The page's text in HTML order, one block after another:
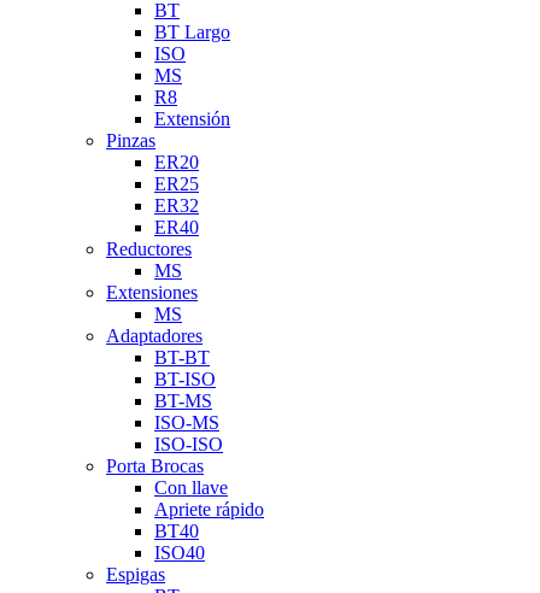
BT
BT Largo
ISO
MS
R8
Extensión
Pinzas
ER20
ER25
ER32
ER40
Reductores
MS
Extensiones
MS
Adaptadores
BT-BT
BT-ISO
BT-MS
ISO-MS
ISO-ISO
Porta Brocas
Con llave
Apriete rápido
BT40
ISO40
Espigas